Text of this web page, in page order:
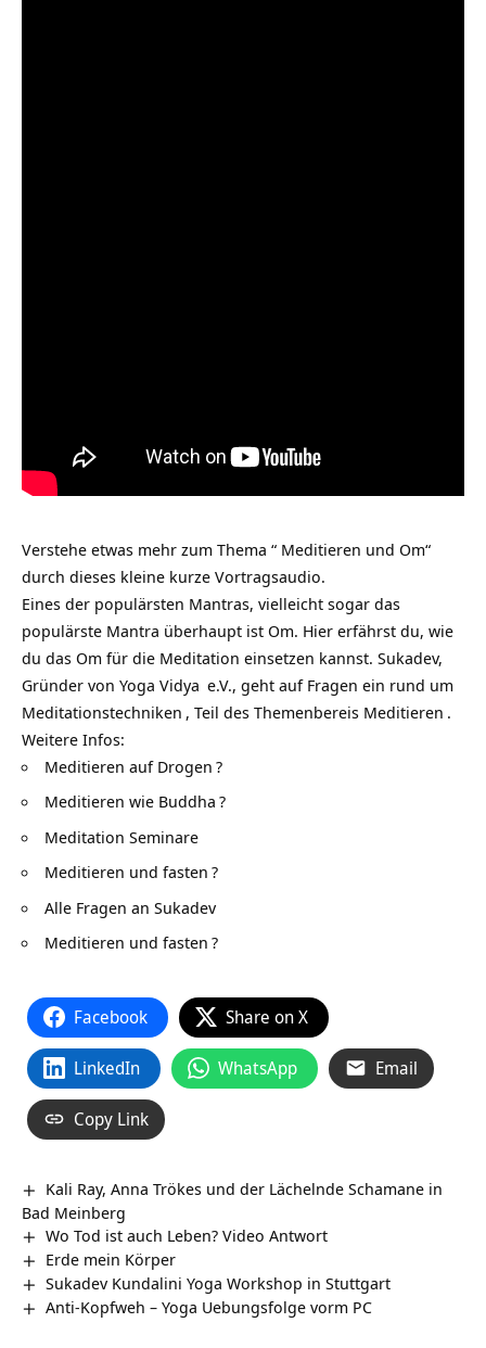
Verstehe etwas mehr zum Thema “ Meditieren und Om“
durch dieses kleine kurze Vortragsaudio.
Eines der populärsten Mantras, vielleicht sogar das
populärste Mantra überhaupt ist Om. Hier erfährst du, wie
du das Om für die Meditation einsetzen kannst. Sukadev,
Gründer von Yoga Vidya e.V., geht auf Fragen ein rund um
Meditationstechniken , Teil des Themenbereis Meditieren .
Weitere Infos:
Meditieren auf Drogen ?
Meditieren wie Buddha ?
Meditation Seminare
Meditieren und fasten ?
Alle Fragen an Sukadev
Meditieren und fasten ?
Facebook Share on X
LinkedIn WhatsApp Email
Copy Link
Kali Ray, Anna Trökes und der Lächelnde Schamane in
Bad Meinberg
Wo Tod ist auch Leben? Video Antwort
Erde mein Körper
Sukadev Kundalini Yoga Workshop in Stuttgart
Anti-Kopfweh – Yoga Uebungsfolge vorm PC